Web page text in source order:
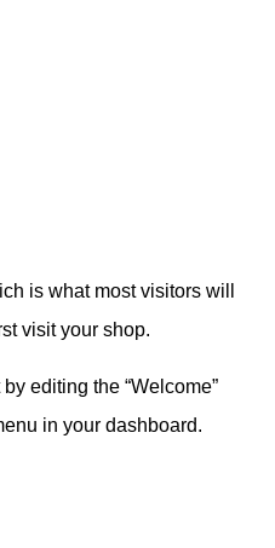
is what most visitors will
visit your shop.
editing the “Welcome”
in your dashboard.